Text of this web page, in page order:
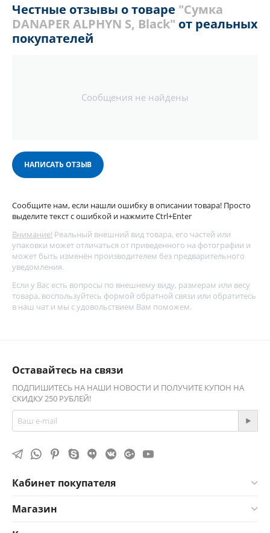
Честные отзывы о товаре "Сумка
DANAPER ALPHYN S, Black" от реальных
покупателей
Сообщения не найдены
НАПИСАТЬ ОТЗЫВ
Сообщите нам, если нашли ошибку в описании товара! Просто
выделите текст с ошибкой и нажмите Ctrl+Enter
Внимание! Реальный внешний вид товара, его частей или
упаковки может отличаться от приведенного на фотографии и
может быть изменён производителем без предварительного
уведомления.
Если у Вас есть вопросы по внешнему виду, размерам или весу
товара, воспользуйтесь формой обратной связи или обратитесь
в наш чат и мы с удовольствием Вам поможем.
Оставайтесь на связи
ПОДПИШИТЕСЬ НА НАШИ НОВОСТИ И ПОЛУЧИТЕ КУПОН НА
СКИДКУ 250 РУБЛЕЙ!
Кабинет покупателя
Магазин